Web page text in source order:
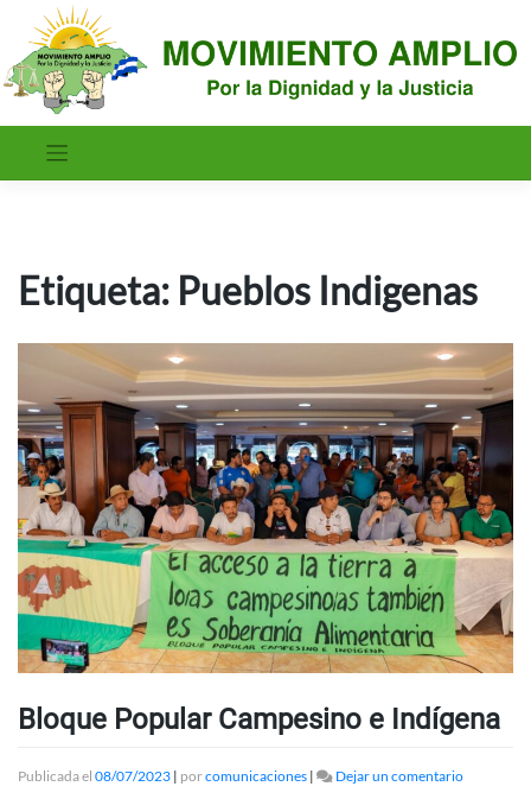
contenido
Etiqueta: Pueblos Indigenas
Bloque Popular Campesino e Indígena
Publicada el 08/07/2023 | porcomunicaciones | Dejar un comentarioen